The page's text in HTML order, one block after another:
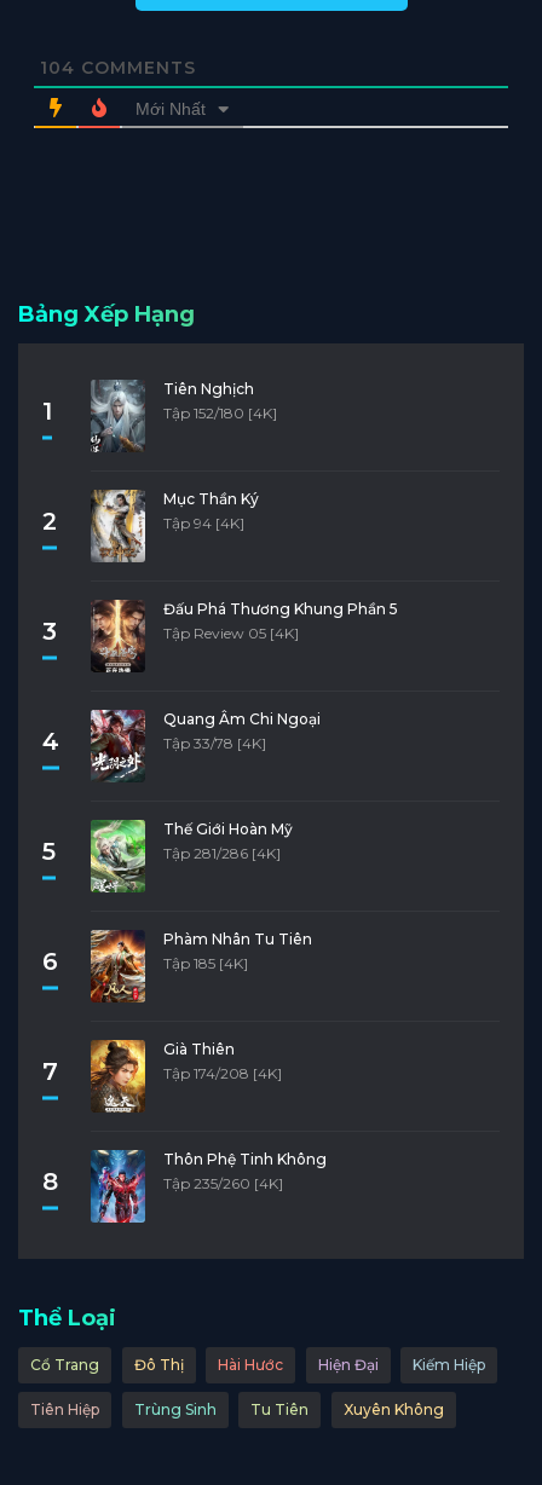
104 COMMENTS
Mới Nhất
Bảng Xếp Hạng
1
Tiên Nghịch
Tập 152/180 [4K]
2
Mục Thần Ký
Tập 94 [4K]
3
Đấu Phá Thương Khung Phần 5
Tập Review 05 [4K]
4
Quang Âm Chi Ngoại
Tập 33/78 [4K]
5
Thế Giới Hoàn Mỹ
Tập 281/286 [4K]
6
Phàm Nhân Tu Tiên
Tập 185 [4K]
7
Già Thiên
Tập 174/208 [4K]
8
Thôn Phệ Tinh Không
Tập 235/260 [4K]
Thể Loại
Cổ Trang Đô Thị Hài Hước Hiện Đại Kiếm Hiệp
Tiên Hiệp Trùng Sinh Tu Tiên Xuyên Không